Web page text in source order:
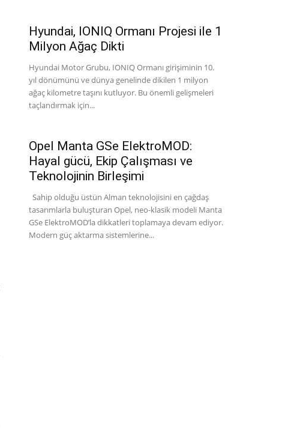
Hyundai, IONIQ Ormanı Projesi ile 1
Milyon Ağaç Dikti
Hyundai Motor Grubu, IONIQ Ormanı girişiminin 10.
yıl dönümünü ve dünya genelinde dikilen 1 milyon
ağaç kilometre taşını kutluyor. Bu önemli gelişmeleri
taçlandırmak için...
Opel Manta GSe ElektroMOD:
Hayal gücü, Ekip Çalışması ve
Teknolojinin Birleşimi
Sahip olduğu üstün Alman teknolojisini en çağdaş
tasarımlarla buluşturan Opel, neo-klasik modeli Manta
GSe ElektroMOD’la dikkatleri toplamaya devam ediyor.
Modern güç aktarma sistemlerine...